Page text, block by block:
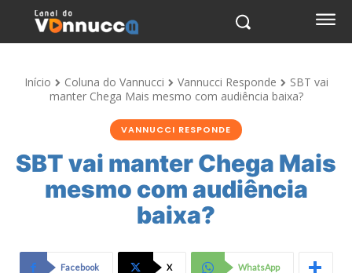
Início Coluna do Vannucci Vannucci Responde
SBT vai
manter Chega Mais mesmo com audiência baixa?
VANNUCCI RESPONDE
SBT vai manter Chega Mais
mesmo com audiência
baixa?
Facebook X WhatsApp